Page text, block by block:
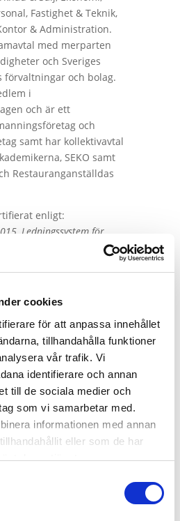
cookies
för att anpassa innehållet
tillhandahålla funktioner
vår trafik. Vi
identifierare och annan
till de sociala medier och
som vi samarbetar med.
informationen med annan
eller som de har
deras tjänster.
Fastighet & Teknik,
& Administration.
med merparten
och Sveriges
förvaltningar och bolag.
i
och är ett
och
samt har kollektivavtal
SEKO samt
Restauranganställdas
enligt:
Ledningssystem för
Miljöledningssystem –
Ledningssystem för
Ledningssystem för
har varit verksam i